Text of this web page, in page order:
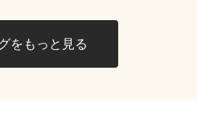
をもっと見る